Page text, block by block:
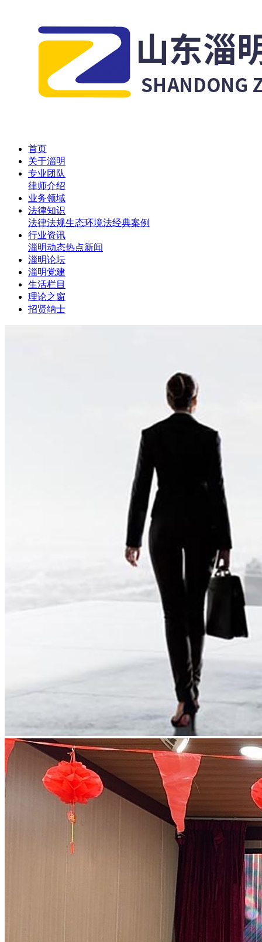
首页
关于淄明
专业团队
律师介绍
业务领域
法律知识
法律法规生态环境法经典案例
行业资讯
淄明动态热点新闻
淄明论坛
淄明党建
生活栏目
理论之窗
招贤纳士